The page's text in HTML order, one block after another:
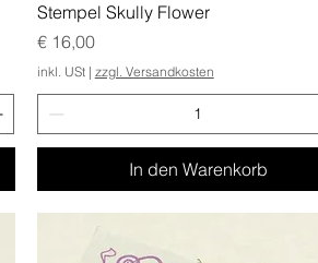
Stempel Skully Flower
Preis
€ 16,00
inkl. USt| zzgl. Versandkosten
In den Warenkorb